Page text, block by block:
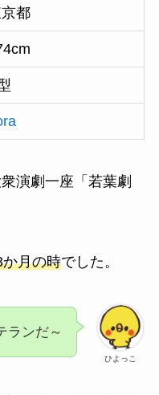
都
演劇一座「若葉劇
月の時でした。
ひよっこ
ランだ～